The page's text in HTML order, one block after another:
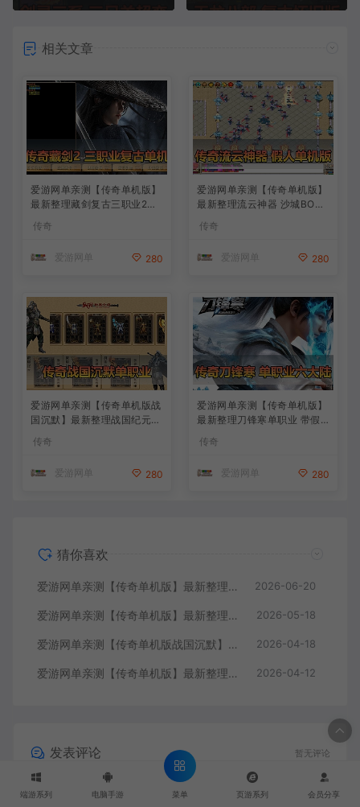
相关文章
爱游网单亲测【传奇单机版】
最新整理藏剑复古三职业2大
免虚拟机一键端 通用视频安
传奇
爱游网单 280
爱游网单亲测【传奇单机版】
最新整理流云神器 沙城BOSS
刀 不巅峰假人 GOM精修 GM
免虚拟机端视频安装教学
传奇
爱游网单 280
爱游网单亲测【传奇单机版战
国沉默】最新整理战国纪元大
霸单职业假人翎风 免虚拟机
传奇
爱游网单 280
爱游网单亲测【传奇单机版】
最新整理刀锋寒单职业 带假
令刷装备 六大陆独家剧情江
虚拟机单机端 通用视频安装
传奇
爱游网单 280
猜你喜欢
爱游网单亲测【传奇单机版】最新整理藏剑复古三职业2大陆 别人群服毕业端 三重随机 免虚拟机一键端 通用视频安装教学 2026-06-20
爱游网单亲测【传奇单机版】最新整理流云神器 沙城BOSS版 单职业 魔王冰雪打宝 无限刀 不巅峰假人 GOM精修 GM后台无限元宝可发物品装备 免虚拟机端视频安装教学 2026-05-18
爱游网单亲测【传奇单机版战国沉默】最新整理战国纪元大秦帝国大秦赋美人相伴七国争霸单职业假人翎风 免虚拟机一键端 视频安装教学 2026-04-18
爱游网单亲测【传奇单机版】最新整理刀锋寒单职业 带假人 GM后台无限金币点数 命令刷装备 六大陆独家剧情江湖武学追梦神器翎风引擎 免虚拟机单机端 通用视频安装教学 2026-04-12
发表评论 暂无评论
端游系列 电脑手游 菜单 页游系列 会员分享